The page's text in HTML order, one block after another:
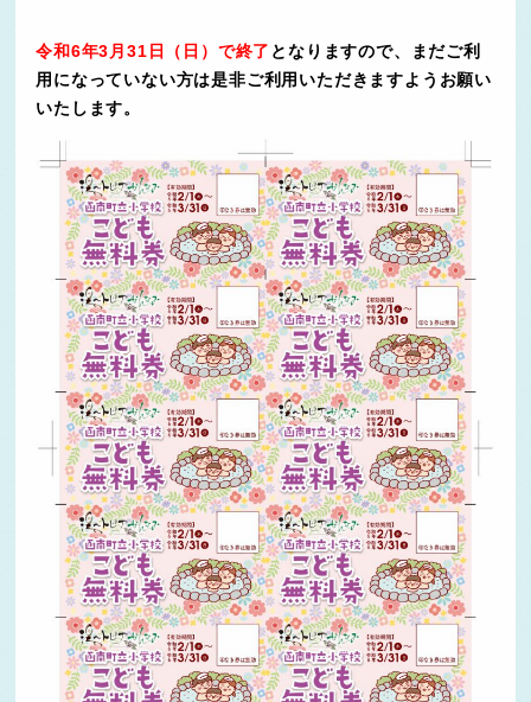
令和6年3月31日（日）で終了 となりますので、まだご利
用になっていない方は是非ご利用いただきますようお願い
いたします。